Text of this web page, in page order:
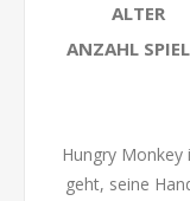
ALTER
ANZAHL
Hungry Monkey
geht, seine